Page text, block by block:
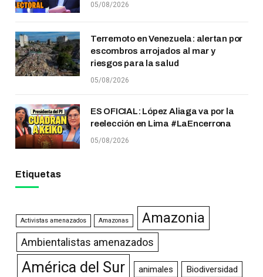
05/08/2026
Terremoto en Venezuela: alertan por
escombros arrojados al mar y
riesgos para la salud
05/08/2026
ES OFICIAL: López Aliaga va por la
reelección en Lima #LaEncerrona
05/08/2026
Etiquetas
Activistas amenazados Amazonas Amazonia
Ambientalistas amenazados
América del Sur animales Biodiversidad